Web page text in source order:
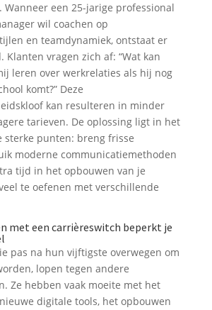
Wanneer een 25-jarige professional
wil coachen op
en teamdynamiek, ontstaat er
Klanten vragen zich af: “Wat kan
leren over werkrelaties als hij nog
komt?” Deze
kan resulteren in minder
tarieven. De oplossing ligt in het
sterke punten: breng frisse
moderne communicatiemethoden
tijd in het opbouwen van je
te oefenen met verschillende
met een carrièreswitch beperkt je
pas na hun vijftigste overwegen om
lopen tegen andere
Ze hebben vaak moeite met het
digitale tools, het opbouwen